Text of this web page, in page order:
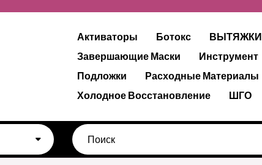
Активаторы Ботокс ВЫТЯЖКИ
Завершающие Маски
Инструмент
Подложки
Расходные Материалы
Холодное Восстановление
ШГО